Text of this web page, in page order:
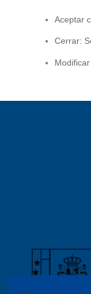
Aceptar
Cerrar: